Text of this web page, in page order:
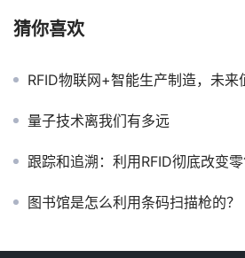
猜你喜欢
RFID物联网+智能生产制造，未来
量子技术离我们有多远
跟踪和追溯：利用RFID彻底改变
图书馆是怎么利用条码扫描枪的？